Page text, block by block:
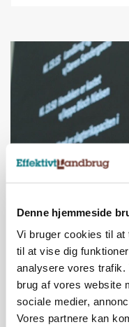
Denne hjemmeside
Vi bruger cookies til at
til at vise dig
analysere vores trafik.
brug af vores website
sociale medier,
Vores partnere kan
GRISE
katastrofe
MASKINER
Forserie til